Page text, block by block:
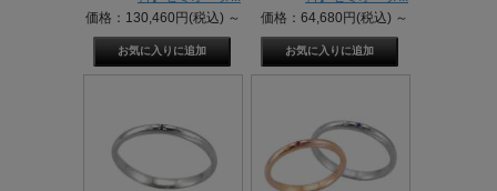
価格：130,460円(税込) ～
価格：64,680円(税込) ～